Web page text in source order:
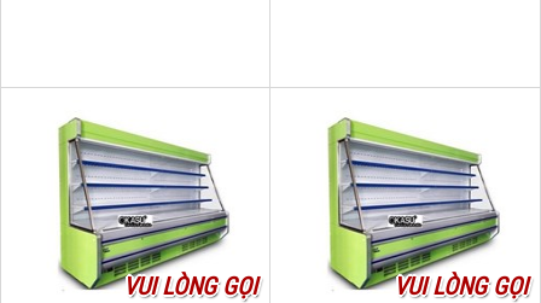
VUI LÒNG GỌI VUI LÒNG GỌI